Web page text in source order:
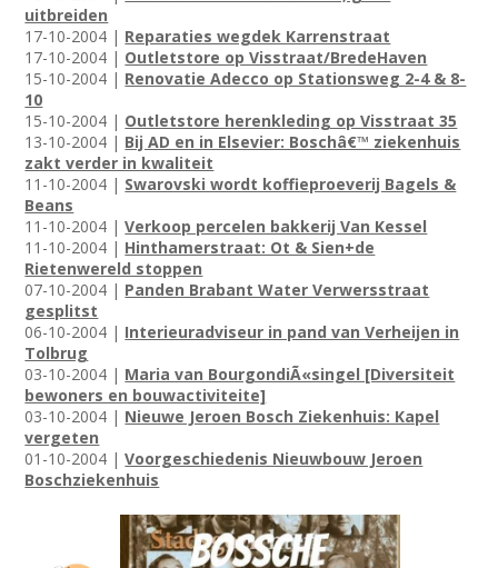
uitbreiden
17-10-2004 | Reparaties wegdek Karrenstraat
17-10-2004 | Outletstore op Visstraat/BredeHaven
15-10-2004 | Renovatie Adecco op Stationsweg 2-4 & 8-
10
15-10-2004 | Outletstore herenkleding op Visstraat 35
13-10-2004 | Bij AD en in Elsevier: Boschâ€™ ziekenhuis
zakt verder in kwaliteit
11-10-2004 | Swarovski wordt koffieproeverij Bagels &
Beans
11-10-2004 |Verkoop percelen bakkerij Van Kessel
11-10-2004 | Hinthamerstraat: Ot & Sien+de
Rietenwereld stoppen
07-10-2004 | Panden Brabant Water Verwersstraat
gesplitst
06-10-2004 | Interieuradviseur in pand van Verheijen in
Tolbrug
03-10-2004 | Maria van BourgondiÃ«singel [Diversiteit
bewoners en bouwactiviteite]
03-10-2004 | Nieuwe Jeroen Bosch Ziekenhuis: Kapel
vergeten
01-10-2004 |Voorgeschiedenis Nieuwbouw Jeroen
Boschziekenhuis